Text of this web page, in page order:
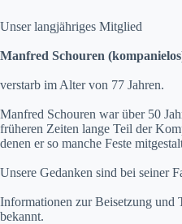
Unser langjähriges Mitglied
Manfred Schouren
verstarb im Alter von 77 Jahren.
Manfred Schouren war über 50
früheren Zeiten lange Teil der
denen er so manche Feste
Unsere Gedanken sind bei seiner
Informationen zur Beisetzung und
bekannt.